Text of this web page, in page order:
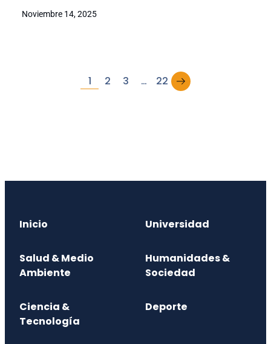
Noviembre 14, 2025
1 2 3 … 22 →
Inicio Universidad
Salud & Medio
Ambiente
Humanidades &
Sociedad
Ciencia &
Tecnología
Deporte